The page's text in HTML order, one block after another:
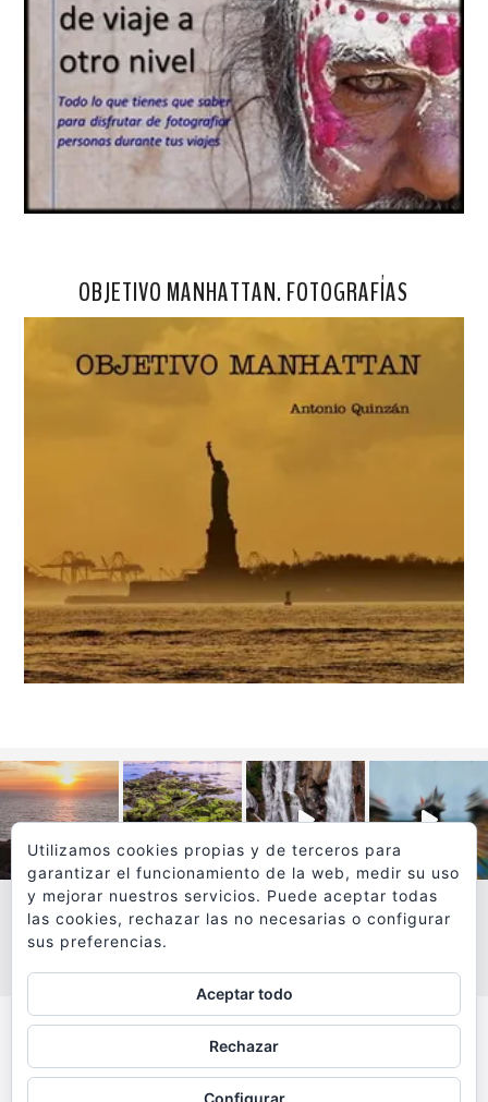
OBJETIVO MANHATTAN. FOTOGRAFÍAS
VER MÁS
Todos los textos y fotografías de
www.viajesyfotografia.comson propiedad de su autor
Utilizamos cookies propias y de terceros para
garantizar el funcionamiento de la web, medir su uso
y mejorar nuestros servicios. Puede aceptar todas
las cookies, rechazar las no necesarias o configurar
sus preferencias.
Aceptar todo
Rechazar
Configurar